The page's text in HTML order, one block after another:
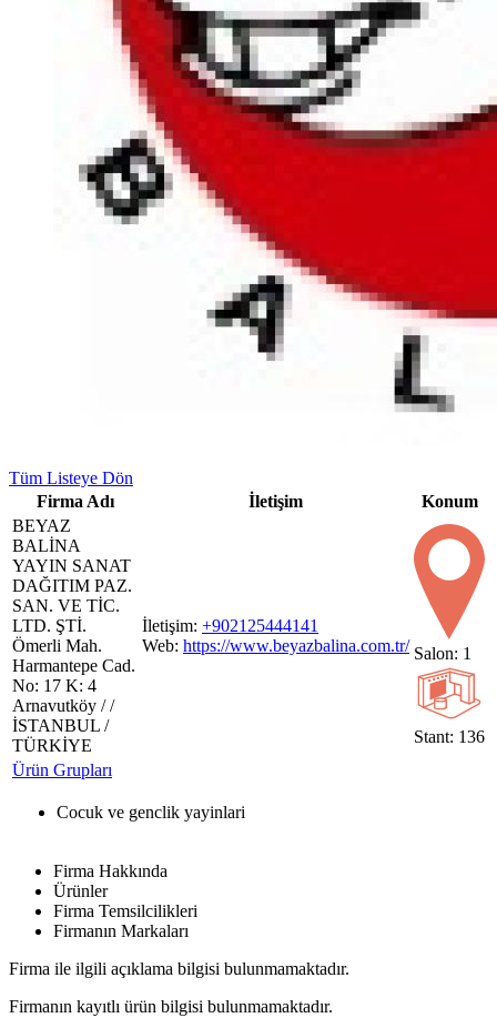
Tüm Listeye Dön
Firma Adı
İletişim
Konum
BEYAZ
BALİNA
YAYIN SANAT
DAĞITIM PAZ.
SAN. VE TİC.
LTD. ŞTİ.
Ömerli Mah.
Harmantepe Cad.
No: 17 K: 4
Arnavutköy / /
İSTANBUL /
TÜRKİYE
İletişim: +902125444141
Web: https://www.beyazbalina.com.tr/ Salon: 1
Stant: 136
Ürün Grupları
Cocuk ve genclik yayinlari
Firma Hakkında
Ürünler
Firma Temsilcilikleri
Firmanın Markaları
Firma ile ilgili açıklama bilgisi bulunmamaktadır.
Firmanın kayıtlı ürün bilgisi bulunmamaktadır.